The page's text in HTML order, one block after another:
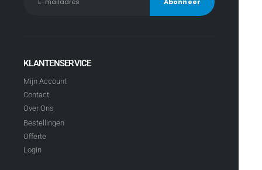
KLANTENSERVICE
Mijn Account
Contact
Over Ons
Bestellingen
Offerte
Login